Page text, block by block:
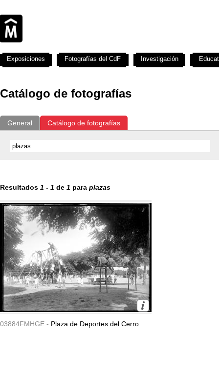
Catálogo de fotografías
General Catálogo de fotografías
Resultados 1 - 1 de 1 para plazas
03884FMHGE - Plaza de Deportes del Cerro.
Exposiciones Fotografías del CdF Investigación